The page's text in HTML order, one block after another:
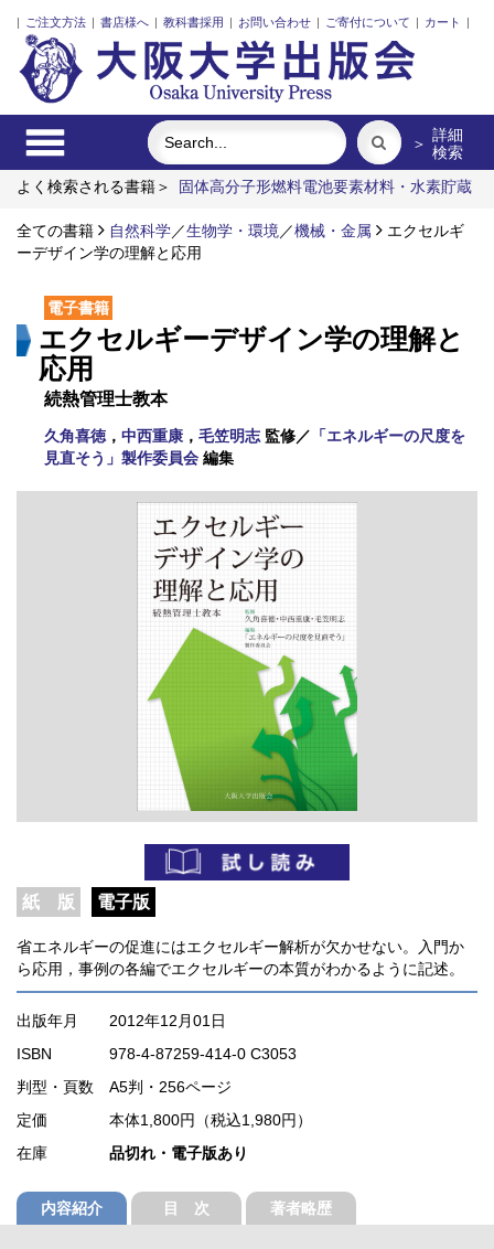
| ご注文方法 | 書店様へ | 教科書採用 | お問い合わせ | ご寄付について | カート |
＞ 詳細
検索
よく検索される書籍＞
固体高分子形燃料電池要素材料・水素貯蔵
体力学
近代日本における企業家の諸系譜
インドネシア上演芸
術の世界
食べる
全ての書籍 自然科学／生物学・環境 ／機械・金属
エクセルギ
ーデザイン学の理解と応用
電子書籍
エクセルギーデザイン学の理解と
応用
続熱管理士教本
久角喜徳 ， 中西重康 ， 毛笠明志 監修／ 「エネルギーの尺度を
見直そう」製作委員会 編集
紙 版 電子版
省エネルギーの促進にはエクセルギー解析が欠かせない。入門か
ら応用，事例の各編でエクセルギーの本質がわかるように記述。
出版年月
2012年12月01日
ISBN
978-4-87259-414-0 C3053
判型・頁数 A5判・256ページ
定価
本体1,800円（税込1,980円）
在庫
品切れ・電子版あり
内容紹介 目 次 著者略歴